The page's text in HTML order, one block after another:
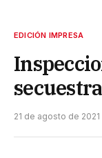
EDICIÓN IMPRESA
21 de agosto de 2021